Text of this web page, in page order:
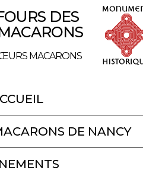
DES
MACARONS
DE NANCY